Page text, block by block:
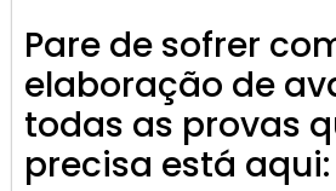
Pare de sofrer
elaboração de
todas as provas
precisa está aqui: